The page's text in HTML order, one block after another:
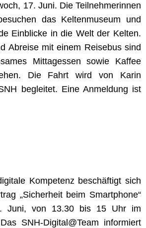
17. Juni. Die Teilnehmerinnen
das Keltenmuseum und
Einblicke in die Welt der Kelten.
Abreise mit einem Reisebus sind
Mittagessen sowie Kaffee
Die Fahrt wird von Karin
begleitet. Eine Anmeldung ist
Kompetenz beschäftigt sich
„Sicherheit beim Smartphone“
Juni, von 13.30 bis 15 Uhr im
SNH-Digital@Team informiert